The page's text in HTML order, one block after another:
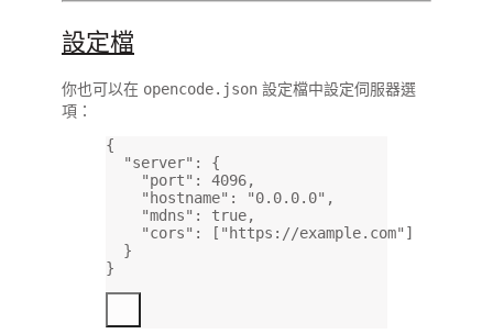
設定檔
你也可以在 opencode.json 設定檔中設定伺服器選
項：
{
"server" : {
"port" : 4096,
"hostname" : "0.0.0.0" ,
"mdns" : true,
"cors" : [ "https://example.com" ]
}
}